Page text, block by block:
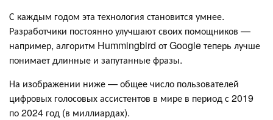
С каждым годом эта технология становится умнее.
Разработчики постоянно улучшают своих помощников —
например, алгоритм Hummingbird от Google теперь лучше
понимает длинные и запутанные фразы.
На изображении ниже — общее число пользователей
цифровых голосовых ассистентов в мире в период с 2019
по 2024 год (в миллиардах).